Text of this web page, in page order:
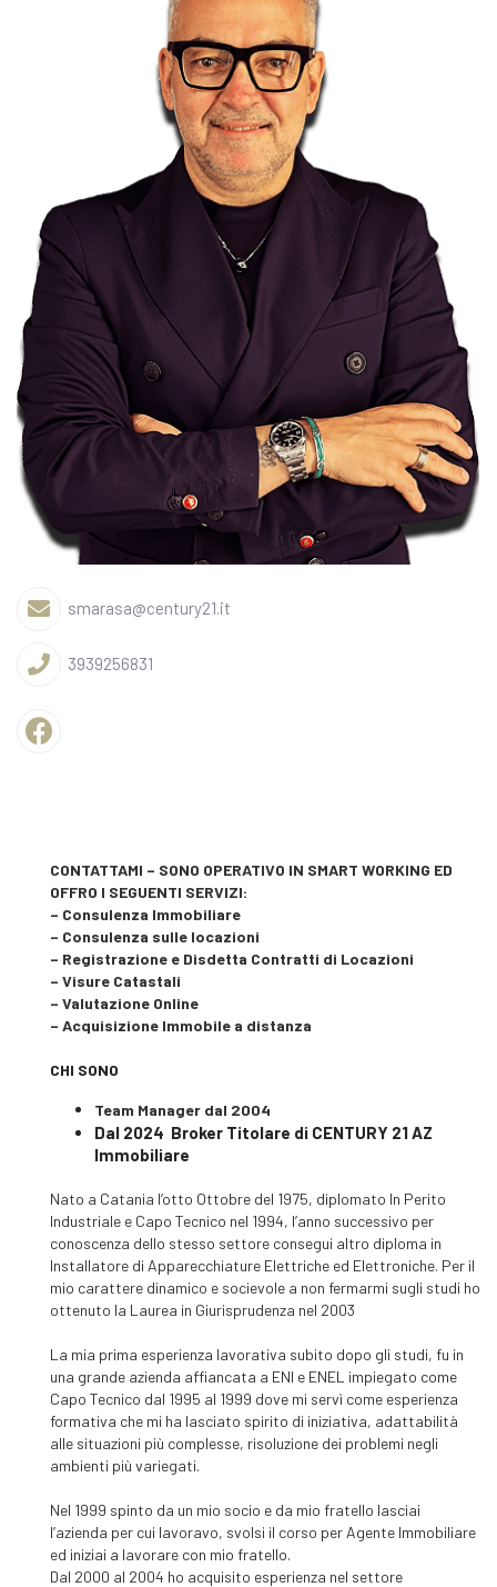
smarasa@century21.it
3939256831
CONTATTAMI – SONO OPERATIVO IN SMART WORKING ED
OFFRO I SEGUENTI SERVIZI:
– Consulenza Immobiliare
– Consulenza sulle locazioni
– Registrazione e Disdetta Contratti di Locazioni
– Visure Catastali
– Valutazione Online
– Acquisizione Immobile a distanza
CHI SONO
Team Manager dal 2004
Dal 2024 Broker Titolare di CENTURY 21 AZ
Immobiliare
Nato a Catania l’otto Ottobre del 1975, diplomato In Perito
Industriale e Capo Tecnico nel 1994, l’anno successivo per
conoscenza dello stesso settore consegui altro diploma in
Installatore di Apparecchiature Elettriche ed Elettroniche. Per il
mio carattere dinamico e socievole a non fermarmi sugli studi ho
ottenuto la Laurea in Giurisprudenza nel 2003
La mia prima esperienza lavorativa subito dopo gli studi, fu in
una grande azienda affiancata a ENI e ENEL impiegato come
Capo Tecnico dal 1995 al 1999 dove mi servì come esperienza
formativa che mi ha lasciato spirito di iniziativa, adattabilità
alle situazioni più complesse, risoluzione dei problemi negli
ambienti più variegati.
Nel 1999 spinto da un mio socio e da mio fratello lasciai
l’azienda per cui lavoravo, svolsi il corso per Agente Immobiliare
ed iniziai a lavorare con mio fratello.
Dal 2000 al 2004 ho acquisito esperienza nel settore